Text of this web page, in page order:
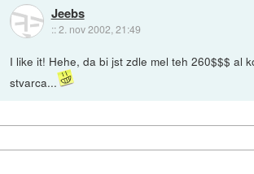
Jeebs
::2. nov 2002, 21:49
I like it! Hehe, da bi jst zdle mel teh 260$$$ al
stvarca...